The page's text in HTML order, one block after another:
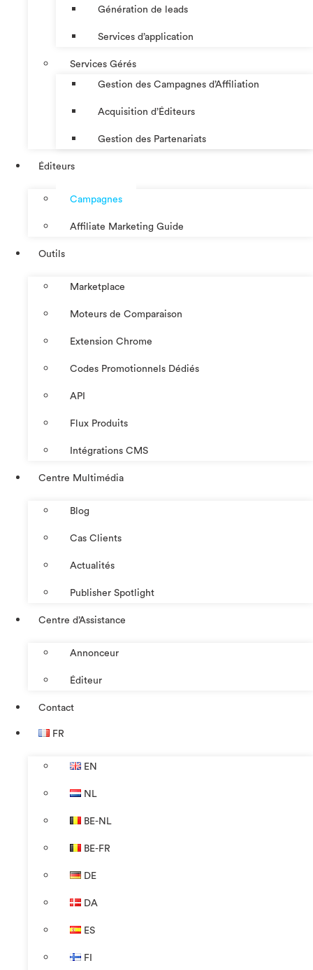
Génération de leads
Services d’application
Services Gérés
Gestion des Campagnes d’Affiliation​
Acquisition d’Éditeurs
Gestion des Partenariats
Éditeurs
Campagnes
Affiliate Marketing Guide
Outils
Marketplace
Moteurs de Comparaison
Extension Chrome
Codes Promotionnels Dédiés
API
Flux Produits
Intégrations CMS
Centre Multimédia
Blog
Cas Clients
Actualités
Publisher Spotlight
Centre d’Assistance
Annonceur
Éditeur
Contact
FR
EN
NL
BE-NL
BE-FR
DE
DA
ES
FI